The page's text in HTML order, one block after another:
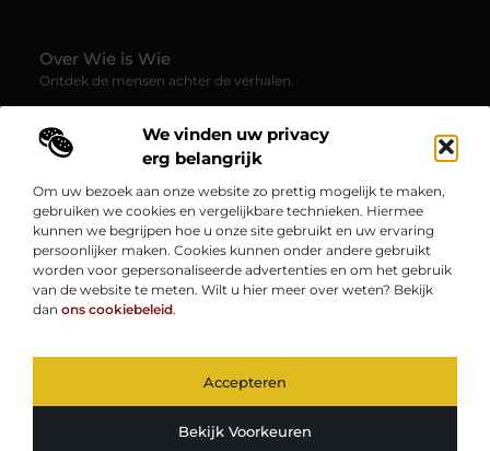
We vinden uw privacy
erg belangrijk
Om uw bezoek aan onze website zo prettig mogelijk te maken,
gebruiken we cookies en vergelijkbare technieken. Hiermee
kunnen we begrijpen hoe u onze site gebruikt en uw ervaring
persoonlijker maken. Cookies kunnen onder andere gebruikt
worden voor gepersonaliseerde advertenties en om het gebruik
van de website te meten. Wilt u hier meer over weten? Bekijk
dan ons cookiebeleid.
Accepteren
Bekijk Voorkeuren
Over Wie is Wie
Ontdek de mensen achter de verhalen.
over boeiende persoonlijkheden uit alle hoeken van de
samenleving. Laat je verrassen door inspirerende
Onze informatie
Bericht categorie
www.wie-is-wie.be.All Right Reserved.